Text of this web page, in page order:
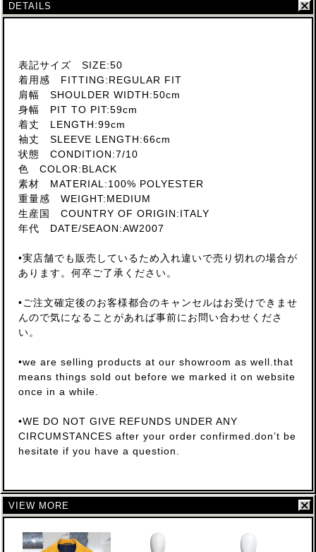
DETAILS
表記サイズ SIZE:50
着用感 FITTING:REGULAR FIT
肩幅 SHOULDER WIDTH:50cm
身幅 PIT TO PIT:59cm
着丈 LENGTH:99cm
袖丈 SLEEVE LENGTH:66cm
状態 CONDITION:7/10
色 COLOR:BLACK
素材 MATERIAL:100% POLYESTER
重量感 WEIGHT:MEDIUM
生産国 COUNTRY OF ORIGIN:ITALY
年代 DATE/SEAON:AW2007
•実店舗でも販売しているため入れ違いで売り切れの場合が
あります。何卒ご了承ください。
•ご注文確定後のお客様都合のキャンセルはお受けできませ
んので気になることがあれば事前にお問い合わせくださ
い。
•we are selling products at our showroom as well.that
means things sold out before we marked it on website
once in a while.
•WE DO NOT GIVE REFUNDS UNDER ANY
CIRCUMSTANCES after your order confirmed.don’t be
hesitate if you have a question.
VIEW MORE